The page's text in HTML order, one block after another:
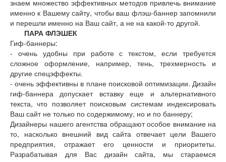
знаем множество эффективных методов привлечь внимание
именно к Вашему сайту, чтобы ваш флэш-баннер запомнили
и перешли именно на Ваш сайт, а не на какой-то другой.
ПАРА ФЛЭШЕК
Гиф-баннеры:
- очень удобны при работе с текстом, если требуется
сложное оформление, например, тень, трехмерность и
другие спецэффекты.
- очень эффективны в плане поисковой оптимизации. Дизайн
гиф-баннера допускает вставку еще и альтернативного
текста, что позволяет поисковым системам индексировать
Ваш сайт не только по содержимому, но и по баннеру;
Дизайнеры нашего агентства обращают особое внимание на
то, насколько внешний вид сайта отвечает цели Вашего
предприятия, отражает его ценности и приоритеты.
Разрабатывая для Вас дизайн сайта, мы стараемся